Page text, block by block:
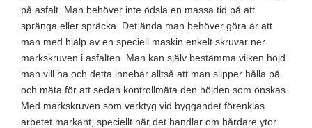
på asfalt. Man behöver inte ödsla en massa tid på att
spränga eller spräcka. Det ända man behöver göra är att
man med hjälp av en speciell maskin enkelt skruvar ner
markskruven i asfalten. Man kan själv bestämma vilken höjd
man vill ha och detta innebär alltså att man slipper hålla på
och mäta för att sedan kontrollmäta den höjden som önskas.
Med markskruven som verktyg vid byggandet förenklas
arbetet markant, speciellt när det handlar om hårdare ytor